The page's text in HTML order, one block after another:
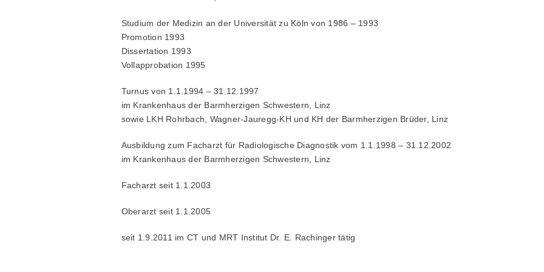
Studium der Medizin an der Universität zu Köln von 1986 – 1993
Promotion 1993
Dissertation 1993
Vollapprobation 1995
Turnus von 1.1.1994 – 31.12.1997
im Krankenhaus der Barmherzigen Schwestern, Linz
sowie LKH Rohrbach, Wagner-Jauregg-KH und KH der Barmherzigen Brüder, Linz
Ausbildung zum Facharzt für Radiologische Diagnostik vom 1.1.1998 – 31.12.2002
im Krankenhaus der Barmherzigen Schwestern, Linz
Facharzt seit 1.1.2003
Oberarzt seit 1.1.2005
seit 1.9.2011 im CT und MRT Institut Dr. E. Rachinger tätig